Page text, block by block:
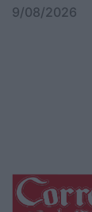
9/08/2026